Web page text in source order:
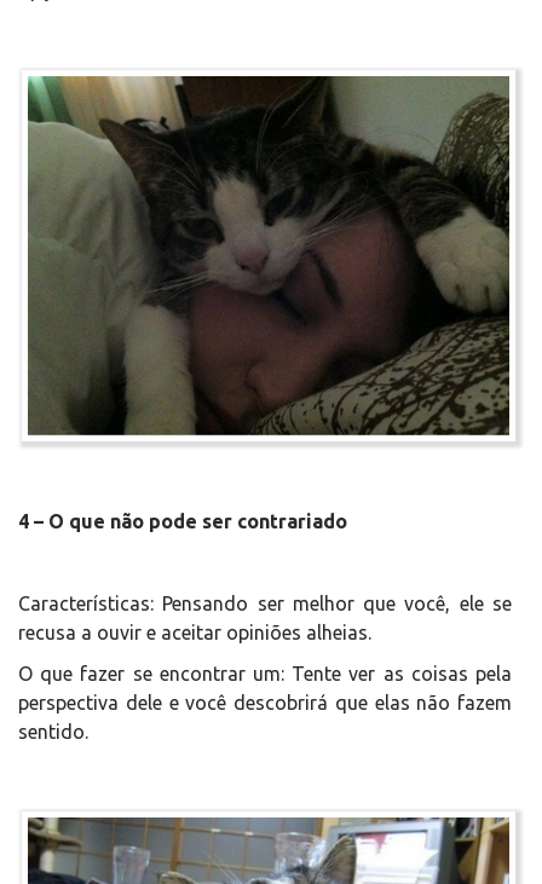
4 – O que não pode ser contrariado
Características: Pensando ser melhor que você, ele se
recusa a ouvir e aceitar opiniões alheias.
O que fazer se encontrar um: Tente ver as coisas pela
perspectiva dele e você descobrirá que elas não fazem
sentido.